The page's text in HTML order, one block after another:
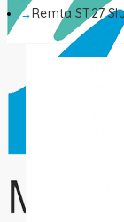
Remta ST27